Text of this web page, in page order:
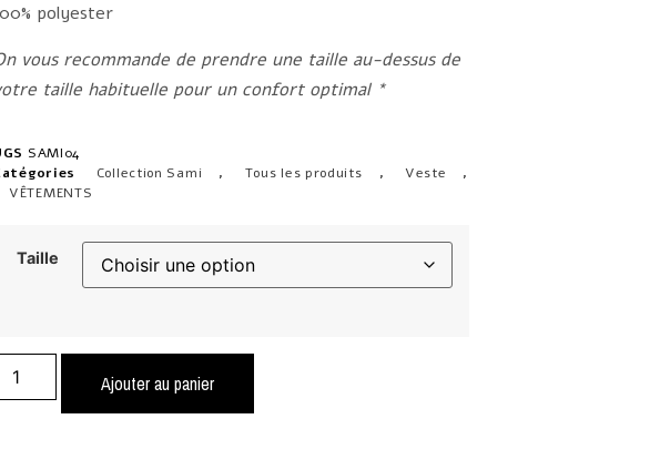
polyester
vous recommande de prendre une taille au-dessus de
taille habituelle pour un confort optimal *
SAMI04
Collection Sami , Tous les produits , Veste
,
VÊTEMENTS
Taille
Ajouter au panier